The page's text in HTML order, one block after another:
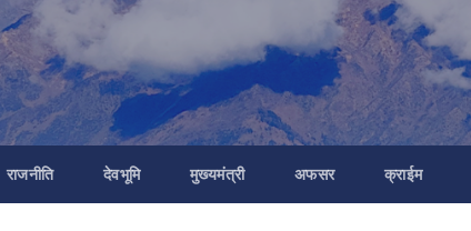
राजनीति देवभूमि मुख्यमंत्री अफसर क्राईम